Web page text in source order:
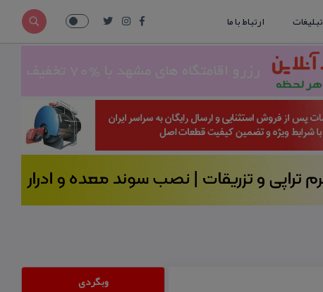
تبلیغات ارتباط با ما
وبگردی